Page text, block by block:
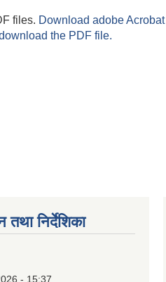
files. Download adobe Acrobat
the PDF file.
निर्देशिका
- 15:37